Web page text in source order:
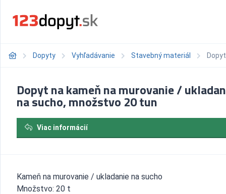
Dopyty Vyhľadávanie Stavebný materiál
Dopyt na kameň na murovanie /
na sucho, množstvo 20 tun
Viac informácií
Kameň na murovanie / ukladanie na sucho
Množstvo: 20 t